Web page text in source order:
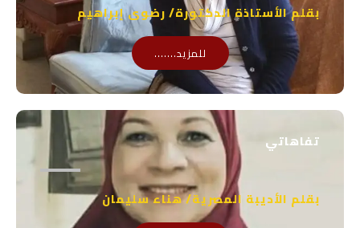
بقلم الأستاذة الدكتورة/ رضوى إبراهيم
للمزيد.......
تفاهاتي
بقلم الأديبة المصرية/ هناء سليمان